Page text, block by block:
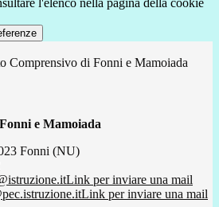
l'elenco nella pagina della cookie
Comprensivo di Fonni e Mamoiada
e Mamoiada
Fonni (NU)
Link per inviare una mail
Link per inviare una mail